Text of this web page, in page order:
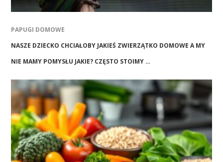
PAPUGI DOMOWE
NASZE DZIECKO CHCIAŁOBY JAKIEŚ ZWIERZĄTKO DOMOWE A MY
NIE MAMY POMYSŁU JAKIE? CZĘSTO STOIMY …